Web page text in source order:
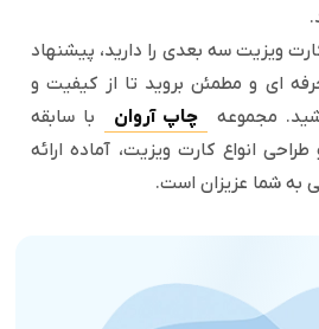
ویزیت سه بعدی را دارید، پیشنهاد
ای و مطمئن بروید تا از کیفیت و
مجموعه
چاپ آروان
با سابقه
انواع کارت ویزیت، آماده ارائه
شما عزیزان است.